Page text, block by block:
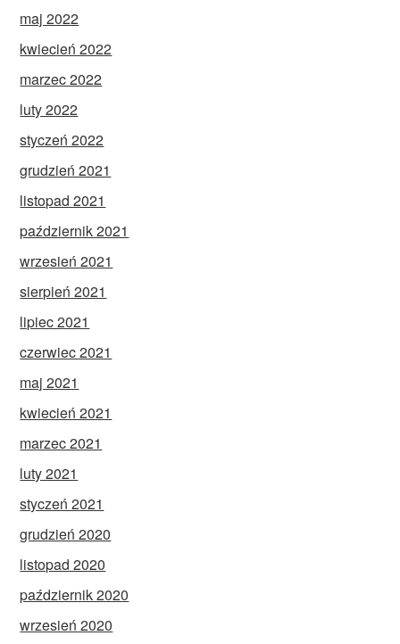
maj 2022
kwiecień 2022
marzec 2022
luty 2022
styczeń 2022
grudzień 2021
listopad 2021
październik 2021
wrzesień 2021
sierpień 2021
lipiec 2021
czerwiec 2021
maj 2021
kwiecień 2021
marzec 2021
luty 2021
styczeń 2021
grudzień 2020
listopad 2020
październik 2020
wrzesień 2020